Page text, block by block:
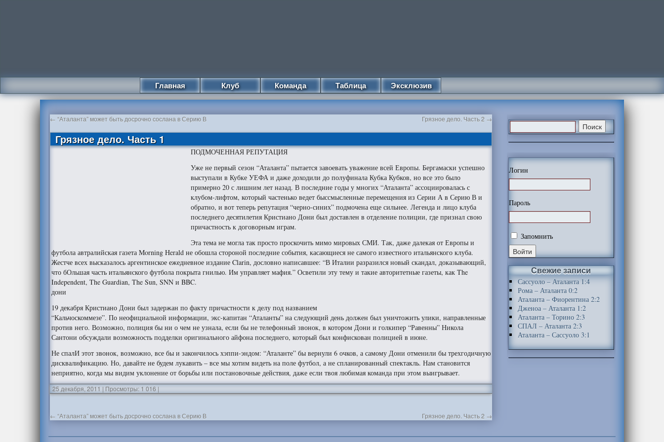
Главная Клуб Команда Таблица Эксклюзив
← “Аталанта” может быть досрочно сослана в Серию В Грязное дело. Часть 2 →
Грязное дело. Часть 1
ПОДМОЧЕННАЯ РЕПУТАЦИЯ
Уже не первый сезон “Аталанта” пытается завоевать уважение всей Европы. Бергамаски успешно
выступали в Кубке УЕФА и даже доходили до полуфинала Кубка Кубков, но все это было
примерно 20 с лишним лет назад. В последние годы у многих “Аталанта” ассоциировалась с
клубом-лифтом, который частенько ведет быссмысленные перемещения из Серии А в Серию В и
обратно, и вот теперь репутация “черно-синих” подмочена еще сильнее. Легенда и лицо клуба
последнего десятилетия Кристиано Дони был доставлен в отделение полиции, где признал свою
причастность к договорным играм.
Эта тема не могла так просто проскочить мимо мировых СМИ. Так, даже далекая от Европы и
футбола автралийская газета Morning Herald не обошла стороной последние события, касающиеся не самого известного итальянского клуба.
Жестче всех высказалось аргентинское ежедневное издание Clarin, дословно написавшее: “В Италии разразился новый скандал, доказывающий,
что бОльшая часть итальянского футбола покрыта гнилью. Им управляет мафия.” Осветили эту тему и такие авторитетные газеты, как The
Independent, The Guardian, The Sun, SNN и BBC.
дони
19 декабря Кристиано Дони был задержан по факту причастности к делу под названием
“Кальчоскоммезе”. По неофициальной информации, экс-капитан “Аталанты” на следующий день должен был уничтожить улики, направленные
против него. Возможно, полиция бы ни о чем не узнала, если бы не телефонный звонок, в котором Дони и голкипер “Равенны” Никола
Сантони обсуждали возможность подделки оригинального айфона последнего, который был конфискован полицией в июне.
Не спалИ этот звонок, возможно, все бы и закончилось хэппи-эндом: “Аталанте” бы вернули 6 очков, а самому Дони отменили бы трехгодичную
дисквалификацию. Но, давайте не будем лукавить – все мы хотим видеть на поле футбол, а не спланированный спектакль. Нам становится
неприятно, когда мы видим уклонение от борьбы или постановочные действия, даже если твоя любимая команда при этом выигрывает.
25 декабря, 2011 | Просмотры: 1 016 |
← “Аталанта” может быть досрочно сослана в Серию В Грязное дело. Часть 2 →
Логин
Пароль
Запомнить
Свежие записи
Сассуоло – Аталанта 1:4
Рома – Аталанта 0:2
Аталанта – Фиорентина 2:2
Дженоа – Аталанта 1:2
Аталанта – Торино 2:3
СПАЛ – Аталанта 2:3
Аталанта – Сассуоло 3:1